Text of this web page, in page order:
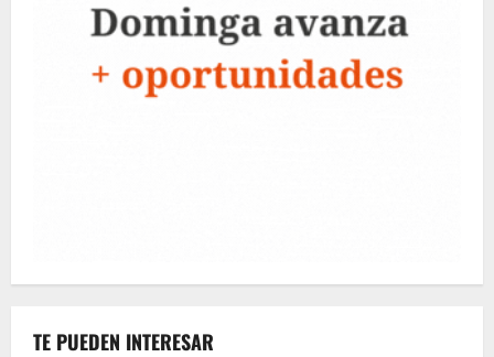
TE PUEDEN INTERESAR